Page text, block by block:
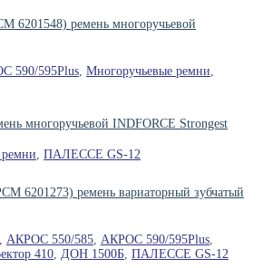
6201548) ремень многоручьевой
590/595Plus Многоручьевые ремни
многоручьевой INDFORCE Strongest
ПАЛЕССЕ GS-12
6201273) ремень вариаторный зубчатый
АКРОС 550/585 АКРОС 590/595Plus
410 ДОН 1500Б ПАЛЕССЕ GS-12